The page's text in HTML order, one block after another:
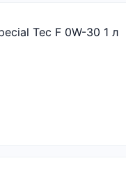
Tec F 0W-30 1 л